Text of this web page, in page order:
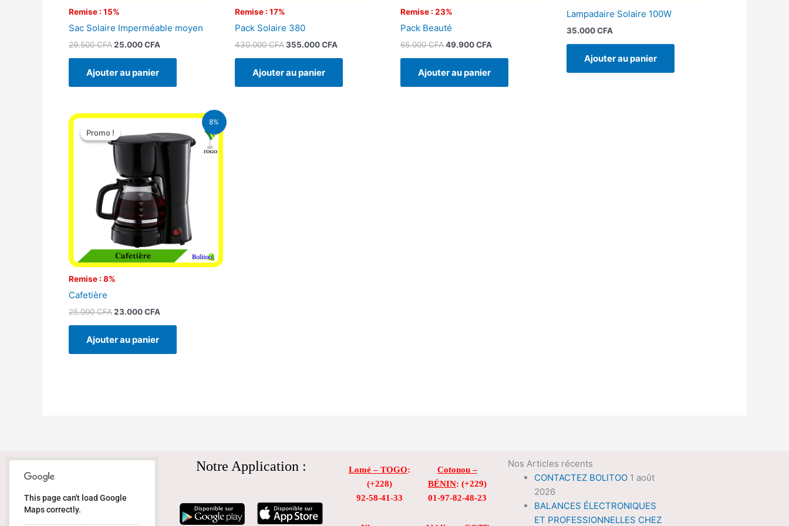
Remise : 15%
Sac Solaire Imperméable moyen
29.500CFA25.000CFA
Ajouter au panier
Remise : 17%
Pack Solaire 380
430.000CFA 355.000CFA
Ajouter au panier
Remise : 23%
Pack Beauté
65.000CFA49.900CFA
Ajouter au panier
Lampadaire Solaire 100W
35.000CFA
Ajouter au panier
8%
Promo !
Remise : 8%
Promo !
Cafetière
25.000CFA
Le
initial
était :
25.000 CFA.
23.000CFA
Le
actuel
est :
23.000 CFA.
Ajouter au panier
This page can't load Google
Maps correctly.
Notre Application : Lomé – TOGO:
(+228)
92-58-41-33
Cotonou –
BÉNIN: (+229)
01-97-82-48-23
Nos Articles récents
CONTACTEZ BOLITOO 1 août
2026
BALANCES ÉLECTRONIQUES
ET PROFESSIONNELLES CHEZ